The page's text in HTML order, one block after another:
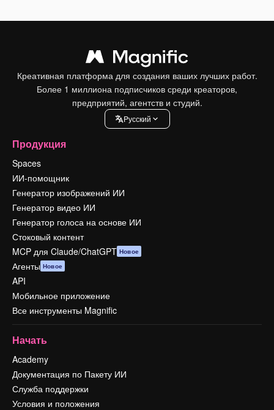
Креативная платформа для создания ваших лучших работ.
Более 1 миллиона подписчиков среди креаторов,
предприятий, агентств и студий.
Pусский
Продукция
Spaces
ИИ-помощник
Генератор изображений ИИ
Генератор видео ИИ
Генератор голоса на основе ИИ
Стоковый контент
MCP для Claude/ChatGPT Новое
Агенты Новое
API
Мобильное приложение
Все инструменты Magnific
Начать
Academy
Документация по Пакету ИИ
Служба поддержки
Условия и положения